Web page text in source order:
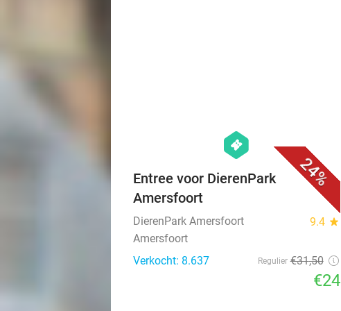
24%
hexagon
events
Entree voor DierenPark
Amersfoort
DierenPark Amersfoort 9.4 star
Amersfoort
Verkocht: 8.637
Regulier €31,50
€24